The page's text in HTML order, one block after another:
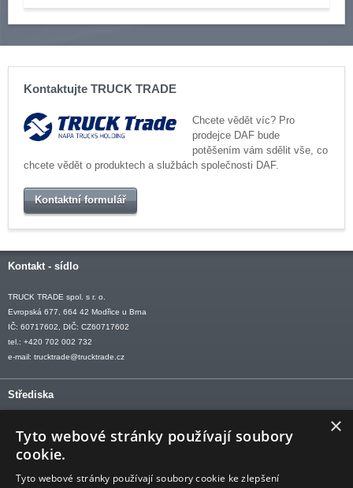
Kontaktujte TRUCK TRADE
Chcete vědět víc? Pro
prodejce DAF bude
potěšením vám sdělit vše, co
chcete vědět o produktech a službách společnosti DAF.
Kontaktní formulář
Kontakt - sídlo
TRUCK TRADE spol. s r. o.
Evropská 677, 664 42 Modřice u Brna
IČ: 60717602, DIČ: CZ60717602
tel.: +420 702 002 732
e-mail: trucktrade@trucktrade.cz
Střediska
OSTRAVA tel: +420 602 547 882
OTROKOVICE tel: +420 577 110 921-2
×
Tyto webové stránky používají soubory
cookie.
Tyto webové stránky používají soubory cookie ke zlepšení